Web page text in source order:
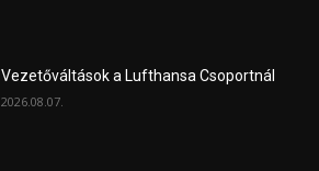
Vezetőváltások a Lufthansa Csoportnál
2026.08.07.